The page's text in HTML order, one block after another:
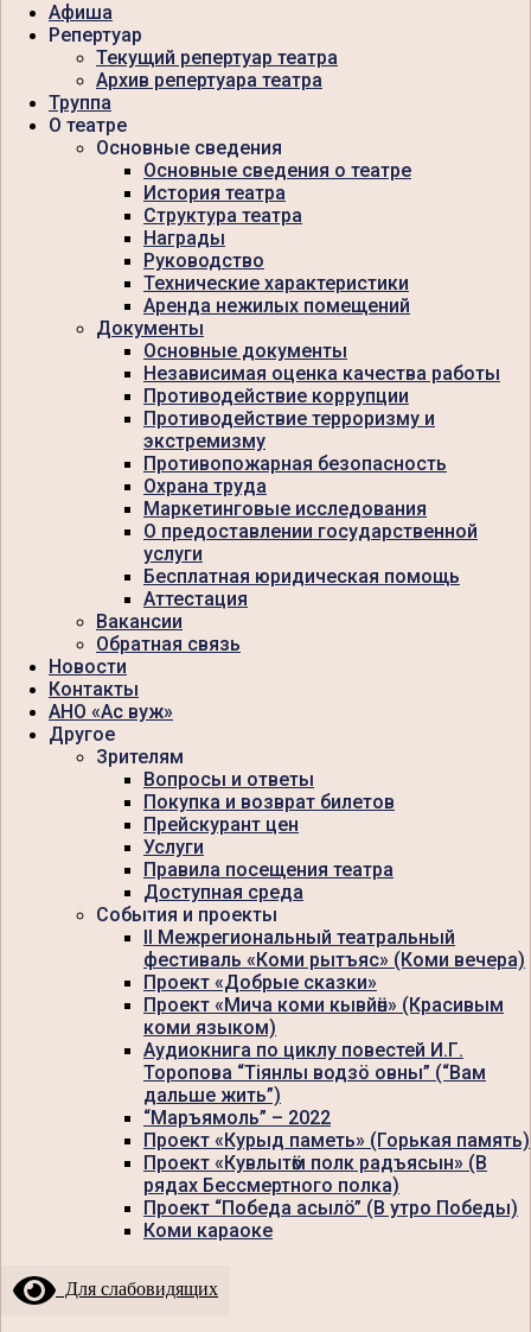
Афиша
Репертуар
Текущий репертуар театра
Архив репертуара театра
Труппа
О театре
Основные сведения
Основные сведения о театре
История театра
Структура театра
Награды
Руководство
Технические характеристики
Аренда нежилых помещений
Документы
Основные документы
Независимая оценка качества работы
Противодействие коррупции
Противодействие терроризму и
экстремизму
Противопожарная безопасность
Охрана труда
Маркетинговые исследования
О предоставлении государственной
услуги
Бесплатная юридическая помощь
Аттестация
Вакансии
Обратная связь
Новости
Контакты
АНО «Ас вуж»
Другое
Зрителям
Вопросы и ответы
Покупка и возврат билетов
Прейскурант цен
Услуги
Правила посещения театра
Доступная среда
События и проекты
II Межрегиональный театральный
фестиваль «Коми рытъяс» (Коми вечера)
Проект «Добрые сказки»
Проект «Мича коми кывйӧн» (Красивым
коми языком)
Аудиокнига по циклу повестей И.Г.
Торопова “Тiянлы водзö овны” (“Вам
дальше жить”)
“Маръямоль” – 2022
Проект «Курыд паметь» (Горькая память)
Проект «Кувлытӧм полк радъясын» (В
рядах Бессмертного полка)
Проект “Победа асылö” (В утро Победы)
Коми караоке
Для слабовидящих